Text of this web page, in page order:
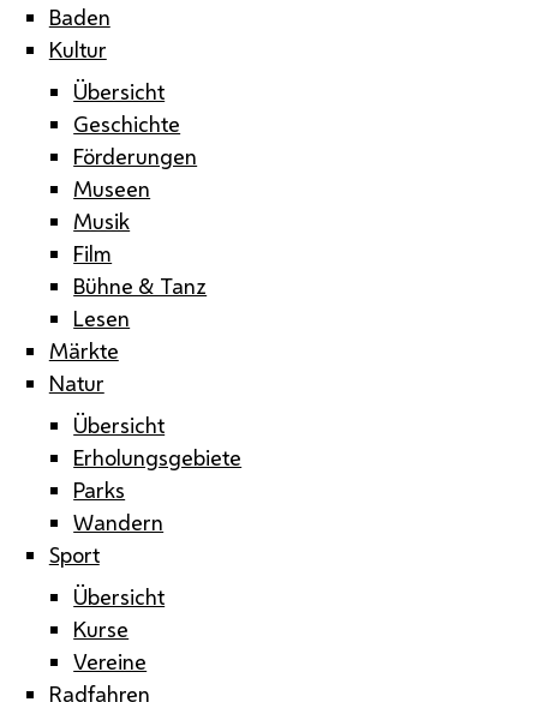
Baden
Kultur
Übersicht
Geschichte
Förderungen
Museen
Musik
Film
Bühne & Tanz
Lesen
Märkte
Natur
Übersicht
Erholungsgebiete
Parks
Wandern
Sport
Übersicht
Kurse
Vereine
Radfahren